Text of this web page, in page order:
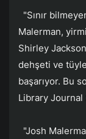
"Sınır
Malerman,
Shirley
dehşeti ve
başarıyor. Bu
Library
"Josh